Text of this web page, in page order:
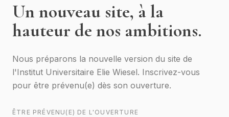
Un nouveau site, à la
hauteur de nos ambitions.
Nous préparons la nouvelle version du site de
l'Institut Universitaire Elie Wiesel. Inscrivez-vous
pour être prévenu(e) dès son ouverture.
ÊTRE PRÉVENU(E) DE L'OUVERTURE